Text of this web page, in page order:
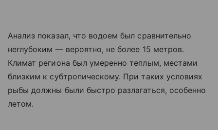
Анализ показал, что водоем был сравнительно
неглубоким — вероятно, не более 15 метров.
Климат региона был умеренно теплым, местами
близким к субтропическому. При таких условиях
рыбы должны были быстро разлагаться, особенно
летом.